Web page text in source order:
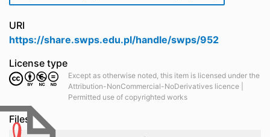
URI
https://share.swps.edu.pl/handle/swps/952
License type
Except as otherwise noted, this item is licensed under the
Attribution-NonCommercial-NoDerivatives licence |
Permitted use of copyrighted works
Files